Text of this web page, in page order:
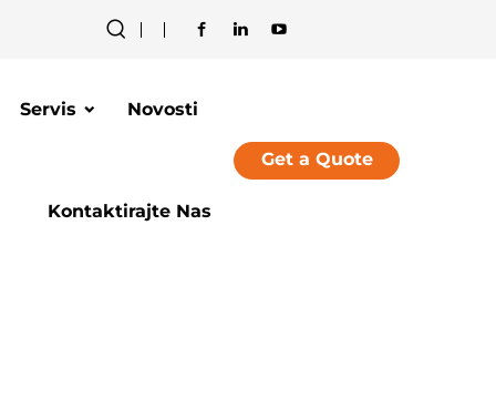
Servis Novosti
Kontaktirajte Nas
Get a Quote